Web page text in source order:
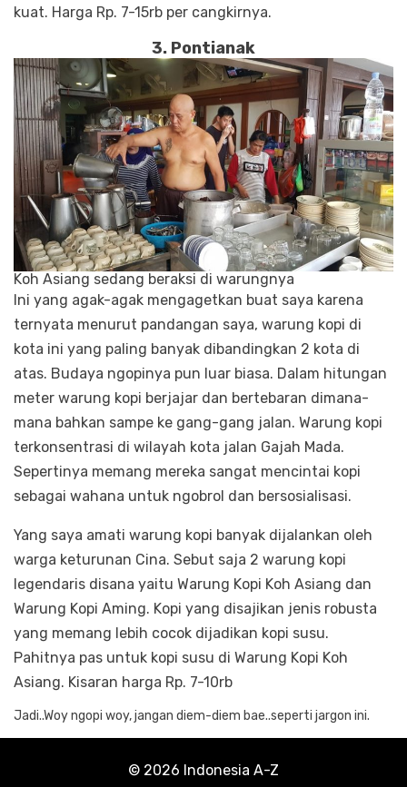
kuat. Harga Rp. 7-15rb per cangkirnya.
3. Pontianak
Koh Asiang sedang beraksi di warungnya
Ini yang agak-agak mengagetkan buat saya karena
ternyata menurut pandangan saya, warung kopi di
kota ini yang paling banyak dibandingkan 2 kota di
atas. Budaya ngopinya pun luar biasa. Dalam hitungan
meter warung kopi berjajar dan bertebaran dimana-
mana bahkan sampe ke gang-gang jalan. Warung kopi
terkonsentrasi di wilayah kota jalan Gajah Mada.
Sepertinya memang mereka sangat mencintai kopi
sebagai wahana untuk ngobrol dan bersosialisasi.
Yang saya amati warung kopi banyak dijalankan oleh
warga keturunan Cina. Sebut saja 2 warung kopi
legendaris disana yaitu Warung Kopi Koh Asiang dan
Warung Kopi Aming. Kopi yang disajikan jenis robusta
yang memang lebih cocok dijadikan kopi susu.
Pahitnya pas untuk kopi susu di Warung Kopi Koh
Asiang. Kisaran harga Rp. 7-10rb
Jadi..Woy ngopi woy, jangan diem-diem bae..seperti jargon ini.
© 2026 Indonesia A-Z